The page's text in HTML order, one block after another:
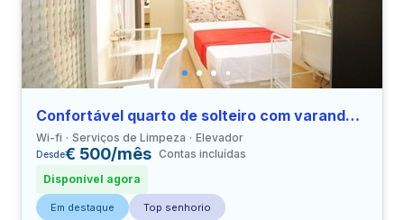
Confortável quarto de solteiro com varanda em Sants perto de UPC
Wi-fi Serviços de Limpeza Elevador
Desde€ 500/mês Contas incluídas
Disponível agora
Em destaque Top senhorio